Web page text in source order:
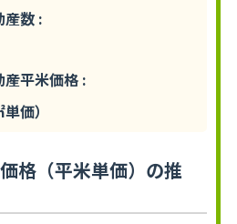
産数 :
産平米価格 :
価）
格（平米単価）の推